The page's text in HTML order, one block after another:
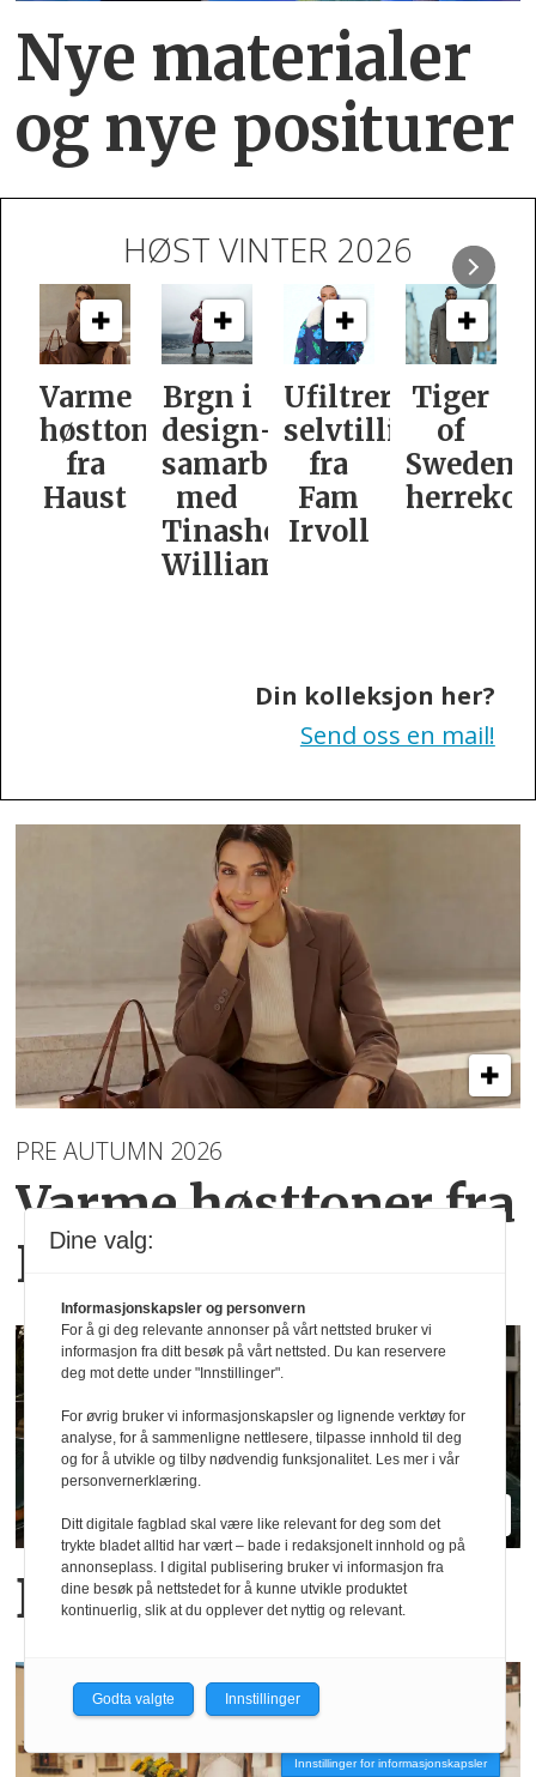
Nye materialer
og nye positurer
HØST VINTER 2026
Brgn i
design­
samarbeid
med
Williamson
Ufiltrert
selvtillit
fra
Fam
Irvoll
Tiger
of
Swedens
herrekolleksjon
Slik
er
dame­
Din kolleksjon her?
Send oss en mail!
PRE AUTUMN 2026
Varme høsttonerfra
Haust Collection
Blanche relanseres
Innstillinger for informasjonskapsler
Dine valg:
Informasjonskapsler og personvern
For å gi deg relevante annonser på vårt nettsted bruker vi
informasjon fra ditt besøk på vårt nettsted. Du kan reservere
deg mot dette under "Innstillinger".
For øvrig bruker vi informasjonskapsler og lignende verktøy for
analyse, for å sammenligne nettlesere, tilpasse innhold til deg
og for å utvikle og tilby nødvendig funksjonalitet. Les mer i vår
personvernerklæring.
Ditt digitale fagblad skal være like relevant for deg som det
trykte bladet alltid har vært – bade i redaksjonelt innhold og på
annonseplass. I digital publisering bruker vi informasjon fra
dine besøk på nettstedet for å kunne utvikle produktet
kontinuerlig, slik at du opplever det nyttig og relevant.
Godta valgte Innstillinger